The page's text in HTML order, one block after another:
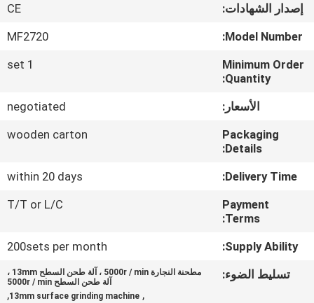
جولة
في
المعمل
الجودة
أخبار
إصدار الشهادات:
CE
Model Number:
MF2720
Minimum Order
Quantity:
1 set
الأسعار:
negotiated
Packaging
Details:
wooden carton
Delivery Time:
within 20 days
Payment
Terms:
T/T or L/C
Supply Ability:
200sets per month
تسليط الضوء:
مطحنة النجارة 5000r / min ، آلة طحن السطح 13mm ،
آلة طحن السطح 5000r / min
,
13mm surface grinding machine
,